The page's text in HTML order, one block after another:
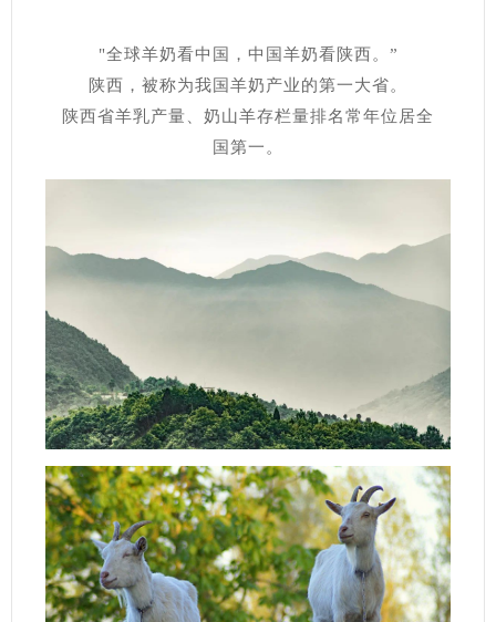
"全球羊奶看中国，中国羊奶看陕西。”
陕西，被称为我国羊奶产业的第一大省。
陕西省羊乳产量、奶山羊存栏量排名常年位居全
国第一。